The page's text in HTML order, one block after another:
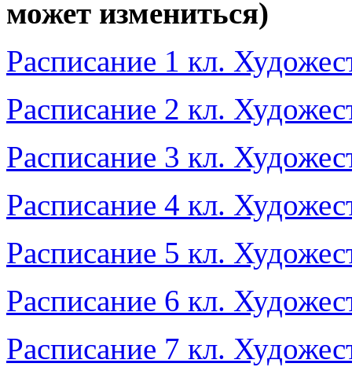
может измениться)
Расписаниe 1 кл.
Расписаниe 2 кл.
Расписаниe 3 кл.
Расписаниe 4 кл.
Расписаниe 5 кл.
Расписаниe 6 кл.
Расписаниe 7 кл.